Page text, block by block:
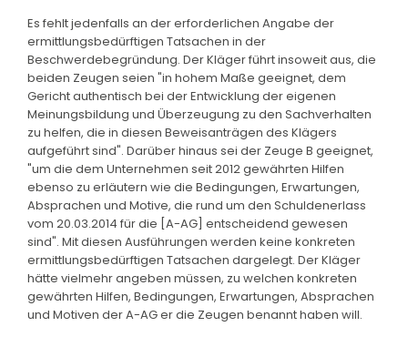
Es fehlt jedenfalls an der erforderlichen Angabe der
ermittlungsbedürftigen Tatsachen in der
Beschwerdebegründung. Der Kläger führt insoweit aus, die
beiden Zeugen seien "in hohem Maße geeignet, dem
Gericht authentisch bei der Entwicklung der eigenen
Meinungsbildung und Überzeugung zu den Sachverhalten
zu helfen, die in diesen Beweisanträgen des Klägers
aufgeführt sind". Darüber hinaus sei der Zeuge B geeignet,
"um die dem Unternehmen seit 2012 gewährten Hilfen
ebenso zu erläutern wie die Bedingungen, Erwartungen,
Absprachen und Motive, die rund um den Schuldenerlass
vom 20.03.2014 für die [A-AG] entscheidend gewesen
sind". Mit diesen Ausführungen werden keine konkreten
ermittlungsbedürftigen Tatsachen dargelegt. Der Kläger
hätte vielmehr angeben müssen, zu welchen konkreten
gewährten Hilfen, Bedingungen, Erwartungen, Absprachen
und Motiven der A-AG er die Zeugen benannt haben will.